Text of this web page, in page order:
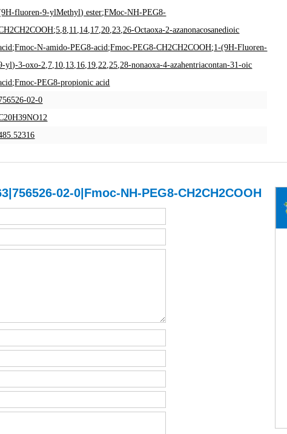
fluoren-9-ylMethyl) ester;FMoc-NH-PEG8-
;5,8,11,14,17,20,23,26-Octaoxa-2-azanonacosanedioic
;Fmoc-N-amido-PEG8-acid;Fmoc-PEG8-CH2CH2COOH;1-(9H-Fluoren-
yl)-3-oxo-2,7,10,13,16,19,22,25,28-nonaoxa-4-azahentriacontan-31-oic
;Fmoc-PEG8-propionic acid
02-0
02-0|Fmoc-NH-PEG8-CH2CH2COOH